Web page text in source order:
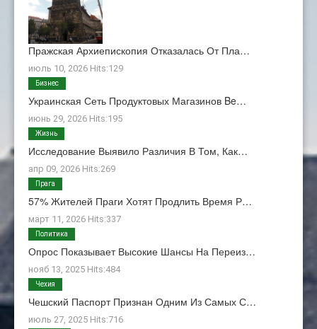
Пражская Архиепископия Отказалась От Пла…
июль 10, 2026 Hits:129
Украинская Сеть Продуктовых Магазинов Be…
июнь 29, 2026 Hits:195
Бизнес
Исследование Выявило Различия В Том, Как…
апр 09, 2026 Hits:269
Жизнь
57% Жителей Праги Хотят Продлить Время Р…
март 11, 2026 Hits:337
Прага
Опрос Показывает Высокие Шансы На Переиз…
нояб 13, 2025 Hits:484
Политика
Чешский Паспорт Признан Одним Из Самых С…
июль 27, 2025 Hits:716
Чехия